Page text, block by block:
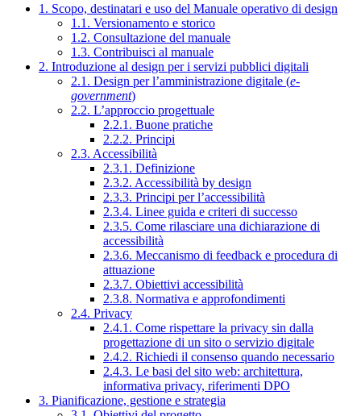
1. Scopo, destinatari e uso del Manuale operativo di design
1.1. Versionamento e storico
1.2. Consultazione del manuale
1.3. Contribuisci al manuale
2. Introduzione al design per i servizi pubblici digitali
2.1. Design per l’amministrazione digitale (e-
government)
2.2. L’approccio progettuale
2.2.1. Buone pratiche
2.2.2. Principi
2.3. Accessibilità
2.3.1. Definizione
2.3.2. Accessibilità by design
2.3.3. Principi per l’accessibilità
2.3.4. Linee guida e criteri di successo
2.3.5. Come rilasciare una dichiarazione di
accessibilità
2.3.6. Meccanismo di feedback e procedura di
attuazione
2.3.7. Obiettivi accessibilità
2.3.8. Normativa e approfondimenti
2.4. Privacy
2.4.1. Come rispettare la privacy sin dalla
progettazione di un sito o servizio digitale
2.4.2. Richiedi il consenso quando necessario
2.4.3. Le basi del sito web: architettura,
informativa privacy, riferimenti DPO
3. Pianificazione, gestione e strategia